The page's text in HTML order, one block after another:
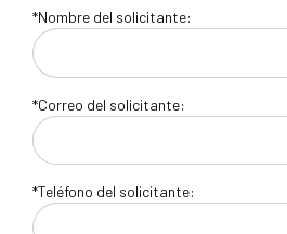
*Nombre del solicitante:
*Correo del solicitante:
*Teléfono del solicitante: